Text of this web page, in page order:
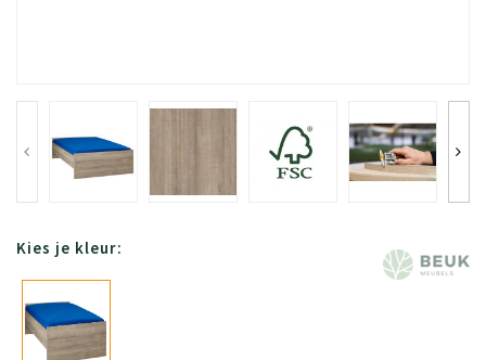
Kies je kleur: